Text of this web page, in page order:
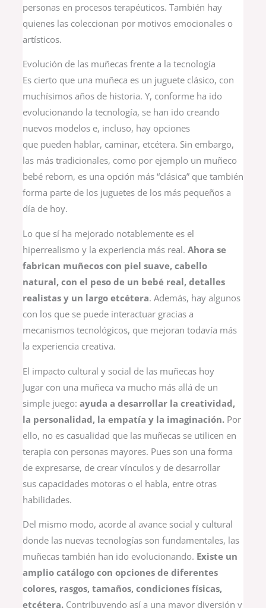
personas en procesos terapéuticos. También hay
quienes las coleccionan por motivos emocionales o
artísticos.
Evolución de las muñecas frente a la tecnología
Es cierto que una muñeca es un juguete clásico, con
muchísimos años de historia. Y, conforme ha ido
evolucionando la tecnología, se han ido creando
nuevos modelos e, incluso, hay opciones
que pueden hablar, caminar, etcétera. Sin embargo,
las más tradicionales, como por ejemplo un muñeco
bebé reborn, es una opción más “clásica” que también
forma parte de los juguetes de los más pequeños a
día de hoy.
Lo que sí ha mejorado notablemente es el
hiperrealismo y la experiencia más real. Ahora se
fabrican muñecos con piel suave, cabello
natural, con el peso de un bebé real, detalles
realistas y un largo etcétera. Además, hay algunos
con los que se puede interactuar gracias a
mecanismos tecnológicos, que mejoran todavía más
la experiencia creativa.
El impacto cultural y social de las muñecas hoy
Jugar con una muñeca va mucho más allá de un
simple juego: ayuda a desarrollar la creatividad,
la personalidad, la empatía y la imaginación. Por
ello, no es casualidad que las muñecas se utilicen en
terapia con personas mayores. Pues son una forma
de expresarse, de crear vínculos y de desarrollar
sus capacidades motoras o el habla, entre otras
habilidades.
Del mismo modo, acorde al avance social y cultural
donde las nuevas tecnologías son fundamentales, las
muñecas también han ido evolucionando. Existe un
amplio catálogo con opciones de diferentes
colores, rasgos, tamaños, condiciones físicas,
etcétera. Contribuyendo así a una mayor diversión y